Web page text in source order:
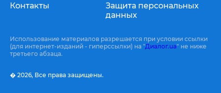
Контакты
Защита персональных
данных
Использование материалов разрешается при условии ссылки
(для интернет-изданий - гиперссылки) на "Диалог.ua" не ниже
третьего абзаца.
� 2026, Все права защищены.